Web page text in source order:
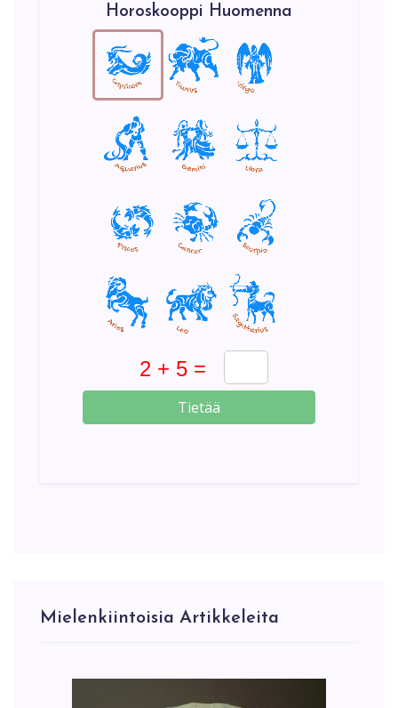
Horoskooppi Huomenna
Tietää
Mielenkiintoisia Artikkeleita